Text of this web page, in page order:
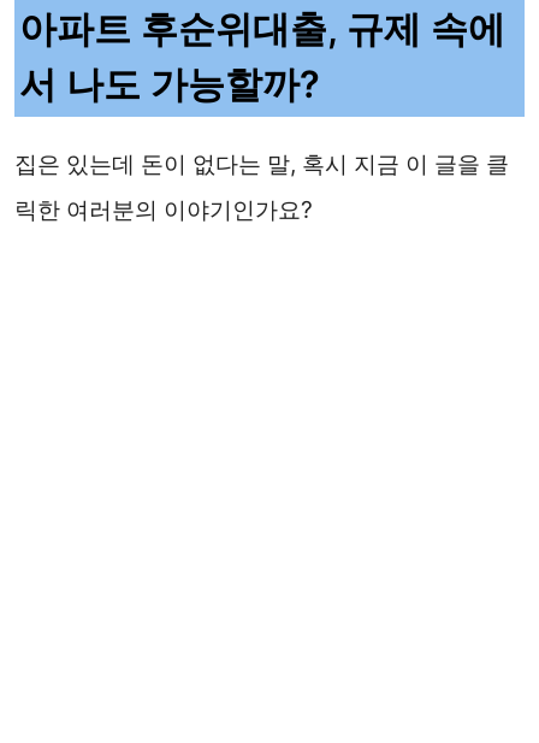
아파트 후순위대출, 규제 속에
서 나도 가능할까?
집은 있는데 돈이 없다는 말, 혹시 지금 이 글을 클
릭한 여러분의 이야기인가요?